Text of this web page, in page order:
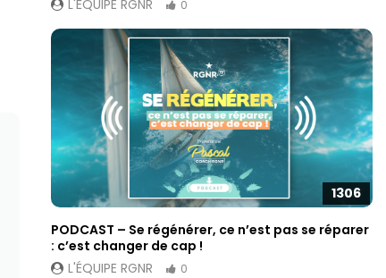
L'ÉQUIPE RGNR
0
1306
PODCAST – Se régénérer, ce n’est pas se réparer
: c’est changer de cap !
L'ÉQUIPE RGNR
0